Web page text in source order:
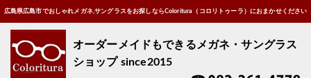
広島県広島市でおしゃれメガネ,サングラスをお探しならColoritura（コロリトゥーラ）におまかせください
オーダーメイドもできるメガネ・サングラス
ショップ since2015